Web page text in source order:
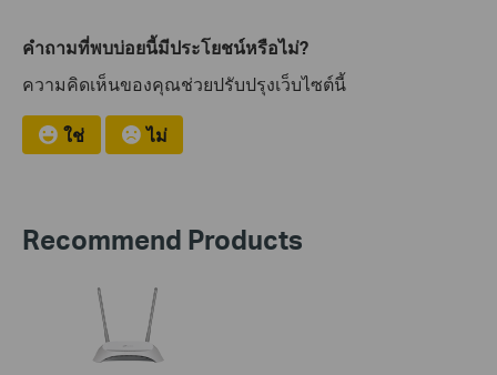
คำถามที่พบบ่อยนี้มีประโยชน์หรือไม่?
ความคิดเห็นของคุณช่วยปรับปรุงเว็บไซต์นี้
ใช่ ไม่
Recommend Products